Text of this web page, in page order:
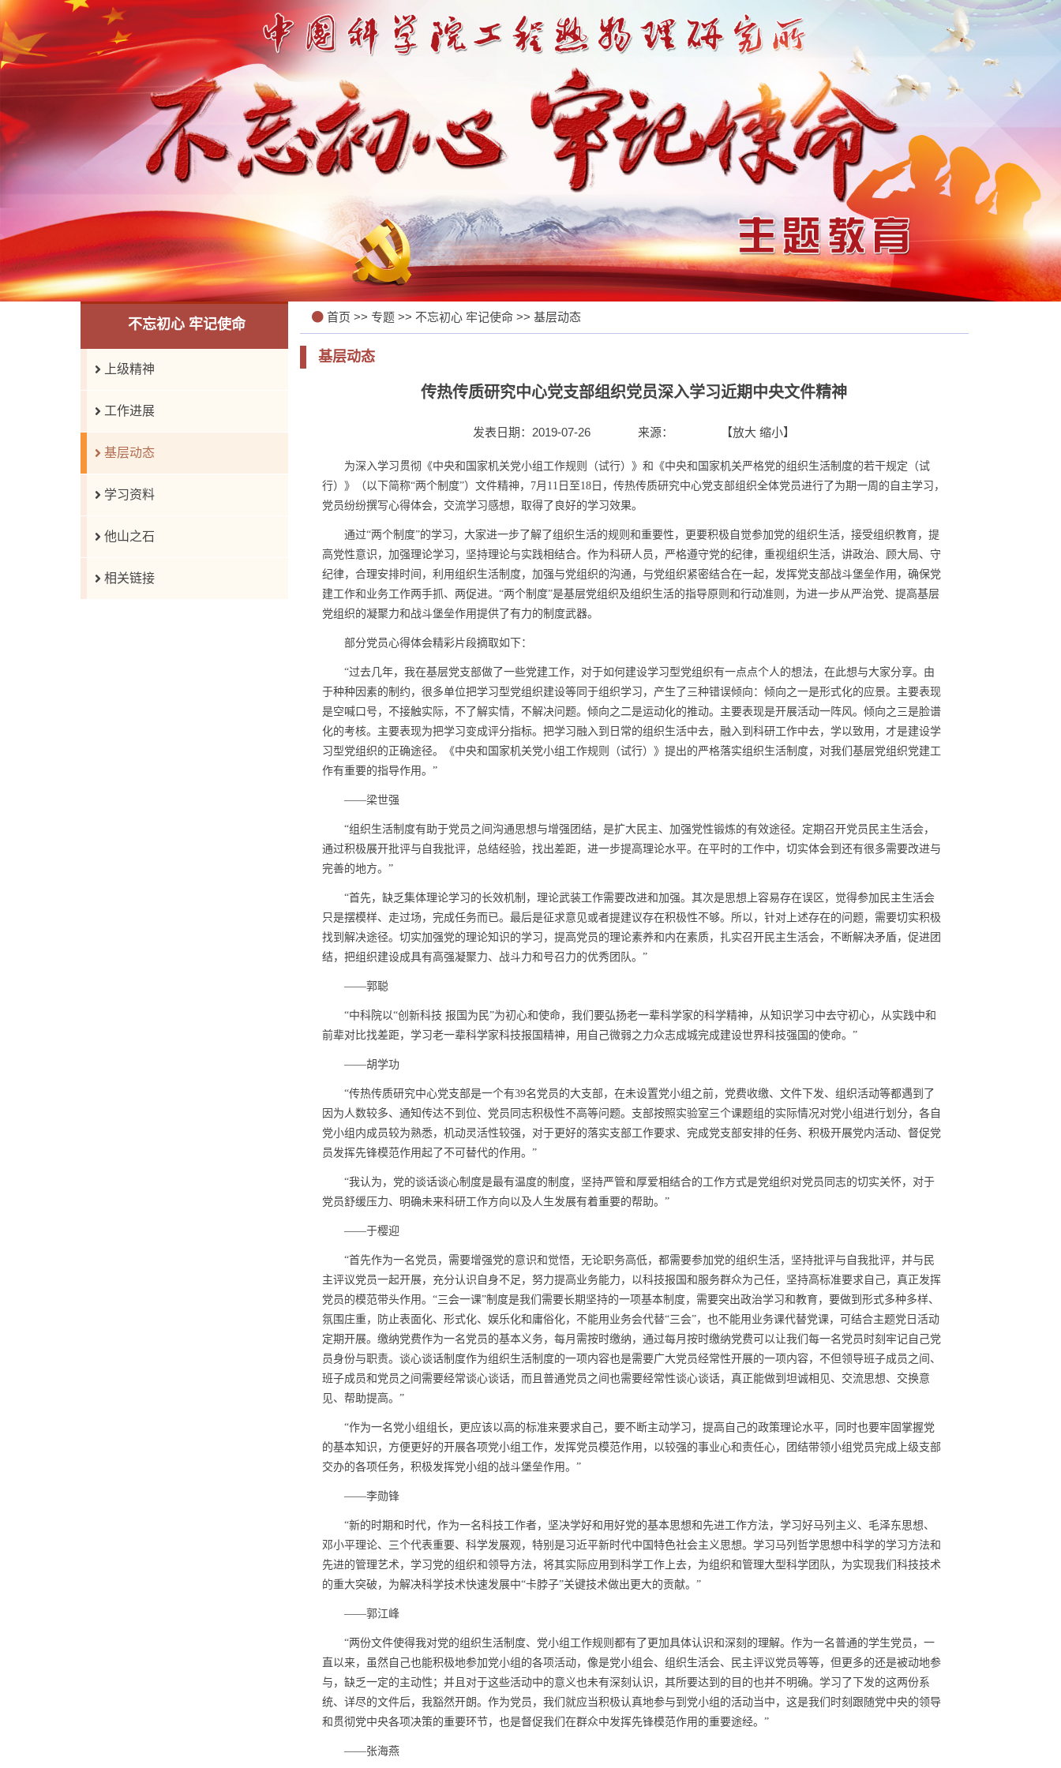
不忘初心 牢记使命
上级精神
工作进展
基层动态
学习资料
他山之石
相关链接
首页 >> 专题>> 不忘初心 牢记使命>> 基层动态
基层动态
传热传质研究中心党支部组织党员深入学习近期中央文件精神
发表日期：2019-07-26 来源： 【放大 缩小】
为深入学习贯彻《中央和国家机关党小组工作规则（试行）》和《中央和国家机关严格党的组织生活制度的若干规定（试
行）》（以下简称“两个制度”）文件精神，7月11日至18日，传热传质研究中心党支部组织全体党员进行了为期一周的自主学习，
党员纷纷撰写心得体会，交流学习感想，取得了良好的学习效果。
通过“两个制度”的学习，大家进一步了解了组织生活的规则和重要性，更要积极自觉参加党的组织生活，接受组织教育，提
高党性意识，加强理论学习，坚持理论与实践相结合。作为科研人员，严格遵守党的纪律，重视组织生活，讲政治、顾大局、守
纪律，合理安排时间，利用组织生活制度，加强与党组织的沟通，与党组织紧密结合在一起，发挥党支部战斗堡垒作用，确保党
建工作和业务工作两手抓、两促进。“两个制度”是基层党组织及组织生活的指导原则和行动准则，为进一步从严治党、提高基层
党组织的凝聚力和战斗堡垒作用提供了有力的制度武器。
部分党员心得体会精彩片段摘取如下：
“过去几年，我在基层党支部做了一些党建工作，对于如何建设学习型党组织有一点点个人的想法，在此想与大家分享。由
于种种因素的制约，很多单位把学习型党组织建设等同于组织学习，产生了三种错误倾向：倾向之一是形式化的应景。主要表现
是空喊口号，不接触实际，不了解实情，不解决问题。倾向之二是运动化的推动。主要表现是开展活动一阵风。倾向之三是脸谱
化的考核。主要表现为把学习变成评分指标。把学习融入到日常的组织生活中去，融入到科研工作中去，学以致用，才是建设学
习型党组织的正确途径。《中央和国家机关党小组工作规则（试行）》提出的严格落实组织生活制度，对我们基层党组织党建工
作有重要的指导作用。”
——梁世强
“组织生活制度有助于党员之间沟通思想与增强团结，是扩大民主、加强党性锻炼的有效途径。定期召开党员民主生活会，
通过积极展开批评与自我批评，总结经验，找出差距，进一步提高理论水平。在平时的工作中，切实体会到还有很多需要改进与
完善的地方。”
“首先，缺乏集体理论学习的长效机制，理论武装工作需要改进和加强。其次是思想上容易存在误区，觉得参加民主生活会
只是摆模样、走过场，完成任务而已。最后是征求意见或者提建议存在积极性不够。所以，针对上述存在的问题，需要切实积极
找到解决途径。切实加强党的理论知识的学习，提高党员的理论素养和内在素质，扎实召开民主生活会，不断解决矛盾，促进团
结，把组织建设成具有高强凝聚力、战斗力和号召力的优秀团队。”
——郭聪
“中科院以“创新科技 报国为民”为初心和使命，我们要弘扬老一辈科学家的科学精神，从知识学习中去守初心，从实践中和
前辈对比找差距，学习老一辈科学家科技报国精神，用自己微弱之力众志成城完成建设世界科技强国的使命。”
——胡学功
“传热传质研究中心党支部是一个有39名党员的大支部，在未设置党小组之前，党费收缴、文件下发、组织活动等都遇到了
因为人数较多、通知传达不到位、党员同志积极性不高等问题。支部按照实验室三个课题组的实际情况对党小组进行划分，各自
党小组内成员较为熟悉，机动灵活性较强，对于更好的落实支部工作要求、完成党支部安排的任务、积极开展党内活动、督促党
员发挥先锋模范作用起了不可替代的作用。”
“我认为，党的谈话谈心制度是最有温度的制度，坚持严管和厚爱相结合的工作方式是党组织对党员同志的切实关怀，对于
党员舒缓压力、明确未来科研工作方向以及人生发展有着重要的帮助。”
——于樱迎
“首先作为一名党员，需要增强党的意识和觉悟，无论职务高低，都需要参加党的组织生活，坚持批评与自我批评，并与民
主评议党员一起开展，充分认识自身不足，努力提高业务能力，以科技报国和服务群众为己任，坚持高标准要求自己，真正发挥
党员的模范带头作用。“三会一课”制度是我们需要长期坚持的一项基本制度，需要突出政治学习和教育，要做到形式多种多样、
氛围庄重，防止表面化、形式化、娱乐化和庸俗化，不能用业务会代替“三会”，也不能用业务课代替党课，可结合主题党日活动
定期开展。缴纳党费作为一名党员的基本义务，每月需按时缴纳，通过每月按时缴纳党费可以让我们每一名党员时刻牢记自己党
员身份与职责。谈心谈话制度作为组织生活制度的一项内容也是需要广大党员经常性开展的一项内容，不但领导班子成员之间、
班子成员和党员之间需要经常谈心谈话，而且普通党员之间也需要经常性谈心谈话，真正能做到坦诚相见、交流思想、交换意
见、帮助提高。”
“作为一名党小组组长，更应该以高的标准来要求自己，要不断主动学习，提高自己的政策理论水平，同时也要牢固掌握党
的基本知识，方便更好的开展各项党小组工作，发挥党员模范作用，以较强的事业心和责任心，团结带领小组党员完成上级支部
交办的各项任务，积极发挥党小组的战斗堡垒作用。”
——李勋锋
“新的时期和时代，作为一名科技工作者，坚决学好和用好党的基本思想和先进工作方法，学习好马列主义、毛泽东思想、
邓小平理论、三个代表重要、科学发展观，特别是习近平新时代中国特色社会主义思想。学习马列哲学思想中科学的学习方法和
先进的管理艺术，学习党的组织和领导方法，将其实际应用到科学工作上去，为组织和管理大型科学团队，为实现我们科技技术
的重大突破，为解决科学技术快速发展中“卡脖子”关键技术做出更大的贡献。”
——郭江峰
“两份文件使得我对党的组织生活制度、党小组工作规则都有了更加具体认识和深刻的理解。作为一名普通的学生党员，一
直以来，虽然自己也能积极地参加党小组的各项活动，像是党小组会、组织生活会、民主评议党员等等，但更多的还是被动地参
与，缺乏一定的主动性；并且对于这些活动中的意义也未有深刻认识，其所要达到的目的也并不明确。学习了下发的这两份系
统、详尽的文件后，我豁然开朗。作为党员，我们就应当积极认真地参与到党小组的活动当中，这是我们时刻跟随党中央的领导
和贯彻党中央各项决策的重要环节，也是督促我们在群众中发挥先锋模范作用的重要途经。”
——张海燕